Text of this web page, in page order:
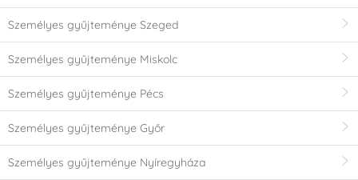
Személyes gyűjteménye Szeged
Személyes gyűjteménye Miskolc
Személyes gyűjteménye Pécs
Személyes gyűjteménye Győr
Személyes gyűjteménye Nyíregyháza